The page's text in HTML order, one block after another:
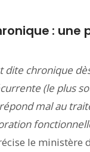
: une
dite chronique
(le plus
mal au
le ministère